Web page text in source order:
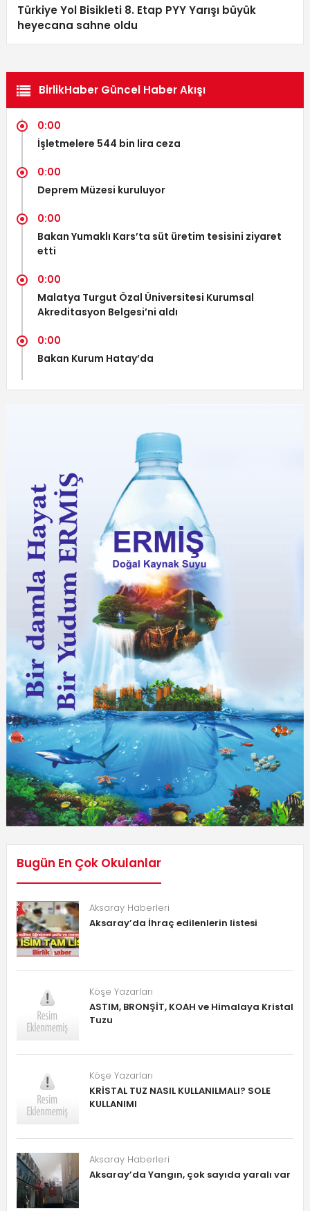
Türkiye Yol Bisikleti 8. Etap PYY Yarışı büyük
heyecana sahne oldu
BirlikHaber Güncel Haber Akışı
0:00
İşletmelere 544 bin lira ceza
0:00
Deprem Müzesi kuruluyor
0:00
Bakan Yumaklı Kars’ta süt üretim tesisini ziyaret
etti
0:00
Malatya Turgut Özal Üniversitesi Kurumsal
Akreditasyon Belgesi’ni aldı
0:00
Bakan Kurum Hatay’da
Bugün En Çok Okulanlar
Aksaray Haberleri
Aksaray’da İhraç edilenlerin listesi
Köşe Yazarları
ASTIM, BRONŞİT, KOAH ve Himalaya Kristal
Tuzu
Köşe Yazarları
KRİSTAL TUZ NASIL KULLANILMALI? SOLE
KULLANIMI
Aksaray Haberleri
Aksaray’da Yangın, çok sayıda yaralı var